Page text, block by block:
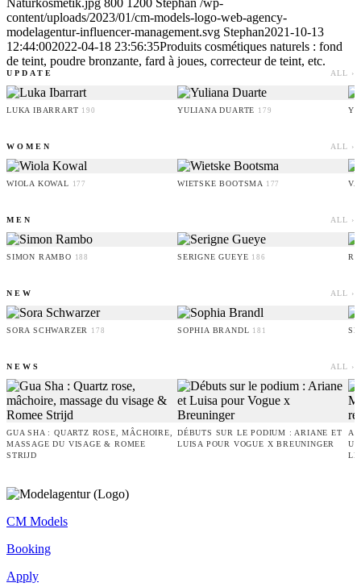
Naturkosmetik.jpg 800 1200 Stephan /wp-
content/uploads/2023/01/cm-models-logo-web-agency-
modelagentur-influencer-management.svg Stephan2021-10-13
12:44:002022-04-18 23:56:35Produits cosmétiques naturels : fond
de teint, poudre bronzante, fard à joues, correcteur de teint, etc.
UPDATE ALL ›
LUKA IBARRART 190 YULIANA DUARTE 179
WOMEN ALL ›
WIOLA KOWAL 177 WIETSKE BOOTSMA 177
MEN ALL ›
SIMON RAMBO 188 SERIGNE GUEYE 186
NEW ALL ›
SORA SCHWARZER 178 SOPHIA BRANDL 181
NEWS ALL ›
GUA SHA : QUARTZ ROSE, MÂCHOIRE,
MASSAGE DU VISAGE & ROMEE
STRIJD
DÉBUTS SUR LE PODIUM : ARIANE ET
LUISA POUR VOGUE X BREUNINGER
CM Models
Booking
Apply